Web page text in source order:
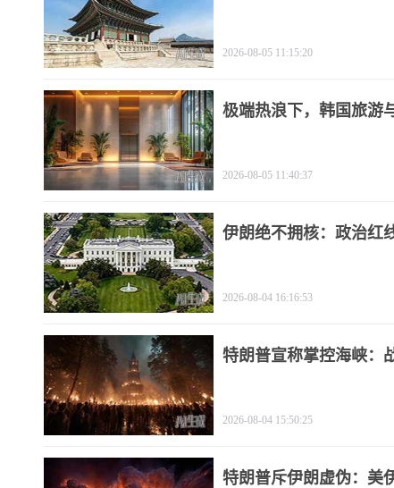
2026-08-05 11:15:20
极端热浪下，韩国旅游
2026-08-05 11:40:37
伊朗绝不拥核：政治红
2026-08-04 16:16:53
特朗普宣称掌控海峡：
2026-08-04 15:50:25
特朗普斥伊朗虚伪：美